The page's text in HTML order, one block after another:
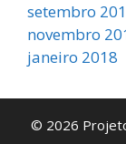
setembro
novembro
janeiro 2018
© 2026